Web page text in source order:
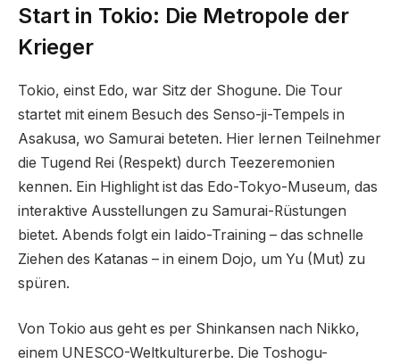
Start in Tokio: Die Metropole der
Krieger
Tokio, einst Edo, war Sitz der Shogune. Die Tour
startet mit einem Besuch des Senso-ji-Tempels in
Asakusa, wo Samurai beteten. Hier lernen Teilnehmer
die Tugend Rei (Respekt) durch Teezeremonien
kennen. Ein Highlight ist das Edo-Tokyo-Museum, das
interaktive Ausstellungen zu Samurai-Rüstungen
bietet. Abends folgt ein Iaido-Training – das schnelle
Ziehen des Katanas – in einem Dojo, um Yu (Mut) zu
spüren.
Von Tokio aus geht es per Shinkansen nach Nikko,
einem UNESCO-Weltkulturerbe. Die Toshogu-